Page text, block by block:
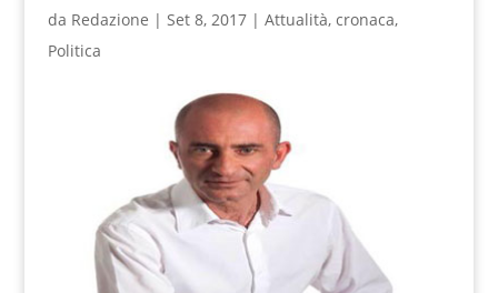
da Redazione | Set 8, 2017| Attualità, cronaca,
Politica